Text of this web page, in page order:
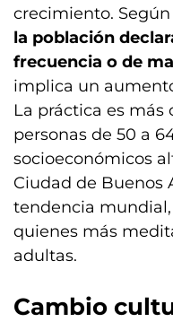
crecimiento.
la población
frecuencia o de
implica un
La práctica es
personas de 50 a
socioeconómicos
Ciudad de Buenos
tendencia
quienes más
adultas.
Cambio